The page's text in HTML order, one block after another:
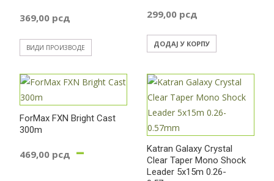
369,00 рсд
цена:
од
339,00 рсд
369,00 рсд
ВИДИ ПРОИЗВОДЕ
299,00 рсд
ДОДАЈ У КОРПУ
ForMax FXN Bright Cast
300m
469,00 рсд –
Katran Galaxy Crystal
Clear Taper Mono Shock
Leader 5x15m 0.26-